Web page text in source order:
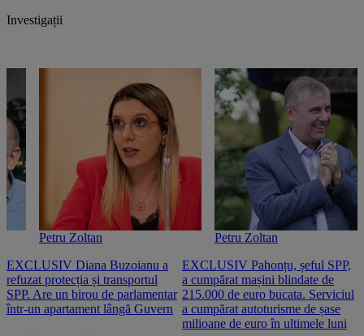
Investigații
Petru Zoltan
EXCLUSIV Diana Buzoianu a
refuzat protecția și transportul
SPP. Are un birou de parlamentar
într-un apartament lângă Guvern
Petru Zoltan
EXCLUSIV Pahonțu, șeful SPP,
a cumpărat mașini blindate de
215.000 de euro bucata. Serviciul
a cumpărat autoturisme de șase
milioane de euro în ultimele luni